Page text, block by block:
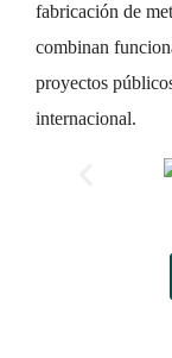
fabricación de
combinan
proyectos
internacional.